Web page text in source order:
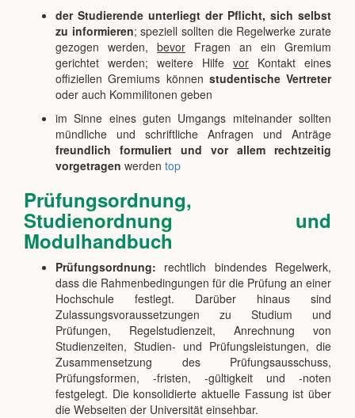
der Studierende unterliegt der Pflicht, sich selbst
zu informieren; speziell sollten die Regelwerke zurate
gezogen werden, bevor Fragen an ein Gremium
gerichtet werden; weitere Hilfe vor Kontakt eines
offiziellen Gremiums können studentische Vertreter
oder auch Kommilitonen geben
im Sinne eines guten Umgangs miteinander sollten
mündliche und schriftliche Anfragen und Anträge
freundlich formuliert und vor allem rechtzeitig
vorgetragen werden top
Prüfungsordnung,
Studienordnung und
Modulhandbuch
Prüfungsordnung: rechtlich bindendes Regelwerk,
dass die Rahmenbedingungen für die Prüfung an einer
Hochschule festlegt. Darüber hinaus sind
Zulassungsvoraussetzungen zu Studium und
Prüfungen, Regelstudienzeit, Anrechnung von
Studienzeiten, Studien- und Prüfungsleistungen, die
Zusammensetzung des Prüfungsausschuss,
Prüfungsformen, -fristen, -gültigkeit und -noten
festgelegt. Die konsolidierte aktuelle Fassung ist über
die Webseiten der Universität einsehbar.